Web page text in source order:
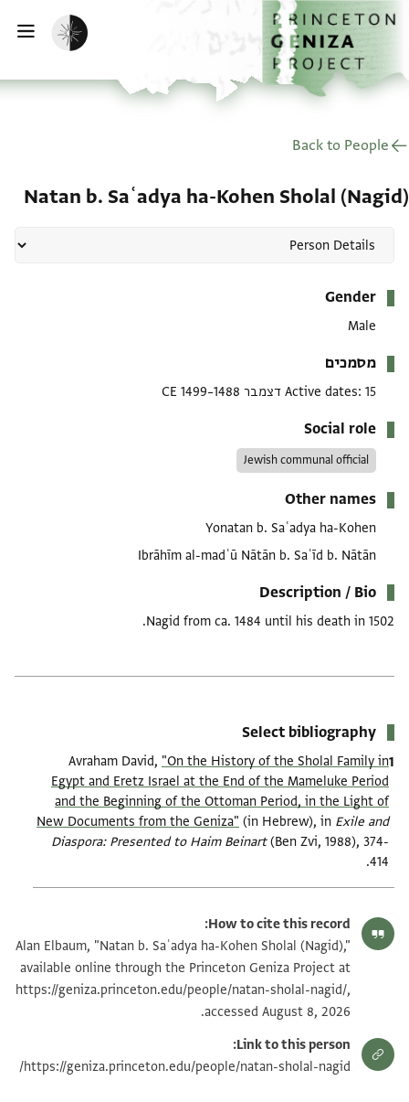
דילוג לתוכן
דף הבית
הפעלת מצב כהה
Back to People
Natan b. Saʿadya ha-Kohen Sholal (Nagid)
Gender
Male
מסמכים
Active dates 15 דצמבר 1488–1499 CE
Social role
Jewish communal official
Other names
Yonatan b. Saʿadya ha-Kohen
Ibrāhīm al-madʿū Nātān b. Saʿīd b. Nātān
Description / Bio
Nagid from ca. 1484 until his death in 1502.
Select bibliography
Avraham David, "On the History of the Sholal Family in
Egypt and Eretz Israel at the End of the Mameluke Period
and the Beginning of the Ottoman Period, in the Light of
New Documents from the Geniza‎" (in Hebrew), in Exile and
Diaspora: Presented to Haim Beinart‎(Ben Zvi, 1988), 374-
414.
How to cite this record:
Alan Elbaum, "Natan b. Saʿadya ha-Kohen Sholal (Nagid),"
available online through the Princeton Geniza Project at
https://geniza.princeton.edu/people/natan-sholal-nagid/,
accessed August 8, 2026.
Link to this person:
https://geniza.princeton.edu/people/natan-sholal-nagid/